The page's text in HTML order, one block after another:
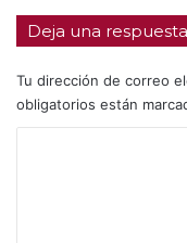
Deja una respuesta
Tu dirección de correo
obligatorios están